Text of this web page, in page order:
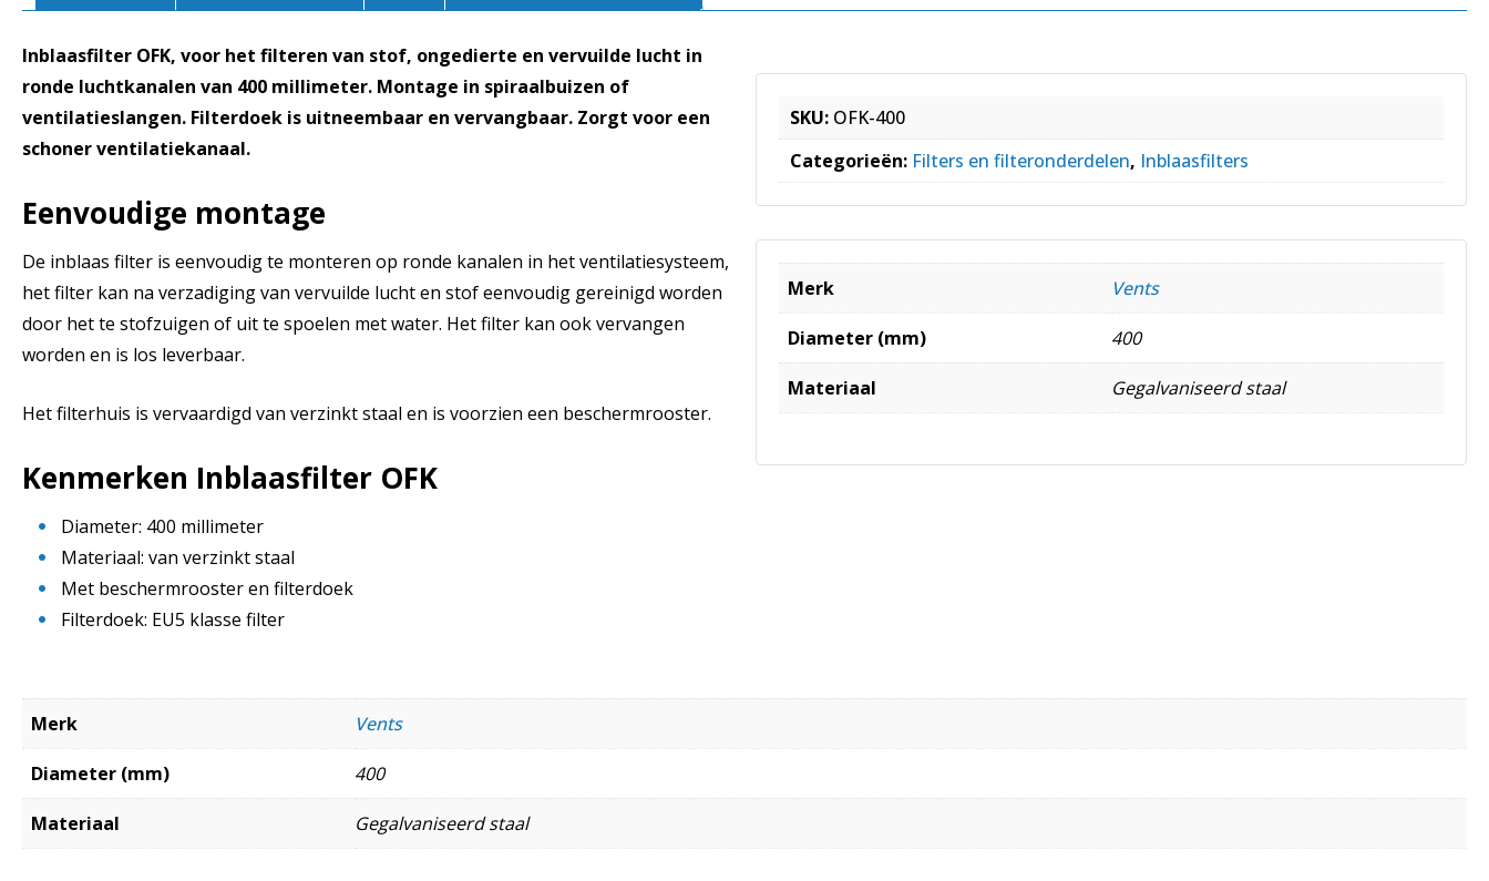
Inblaasfilter OFK, voor het filteren van stof, ongedierte en vervuilde lucht in
ronde luchtkanalen van 400 millimeter. Montage in spiraalbuizen of
ventilatieslangen. Filterdoek is uitneembaar en vervangbaar. Zorgt voor een
schoner ventilatiekanaal.
Eenvoudige montage
De inblaas filter is eenvoudig te monteren op ronde kanalen in het ventilatiesysteem,
het filter kan na verzadiging van vervuilde lucht en stof eenvoudig gereinigd worden
door het te stofzuigen of uit te spoelen met water. Het filter kan ook vervangen
worden en is los leverbaar.
Het filterhuis is vervaardigd van verzinkt staal en is voorzien een beschermrooster.
Kenmerken Inblaasfilter OFK
Diameter: 400 millimeter
Materiaal: van verzinkt staal
Met beschermrooster en filterdoek
Filterdoek: EU5 klasse filter
SKU: OFK-400
Categorieën: Filters en filteronderdelen, Inblaasfilters
Merk Vents
Diameter (mm) 400
Materiaal Gegalvaniseerd staal
Merk Vents
Diameter (mm) 400
Materiaal Gegalvaniseerd staal